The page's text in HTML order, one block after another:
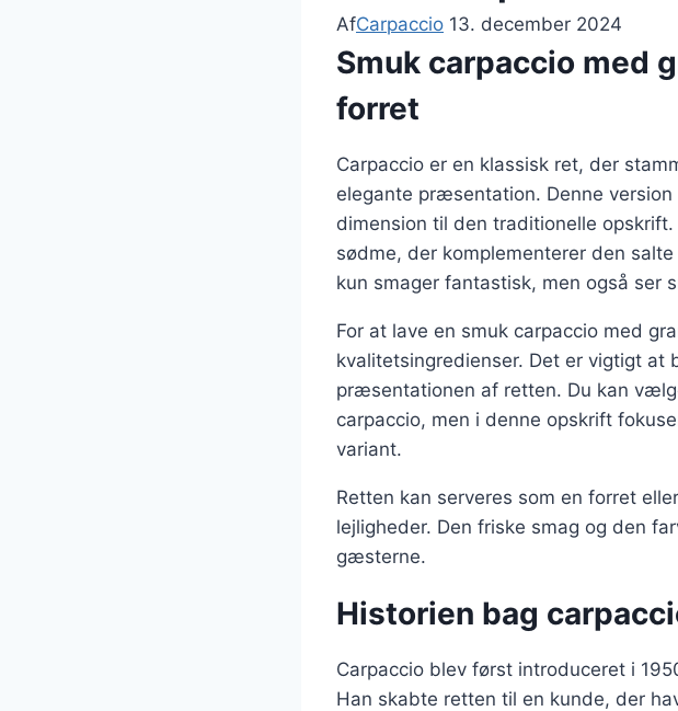
AfCarpaccio 13. december 2024
Smuk carpaccio med
forret
Carpaccio er en klassisk ret, der
elegante præsentation. Denne
dimension til den traditionelle
sødme, der komplementerer den
kun smager fantastisk, men også ser
For at lave en smuk carpaccio med
kvalitetsingredienser. Det er vigtigt at
præsentationen af retten. Du kan
carpaccio, men i denne opskrift
variant.
Retten kan serveres som en forret
lejligheder. Den friske smag og den
gæsterne.
Historien bag
Carpaccio blev først introduceret i
Han skabte retten til en kunde, der